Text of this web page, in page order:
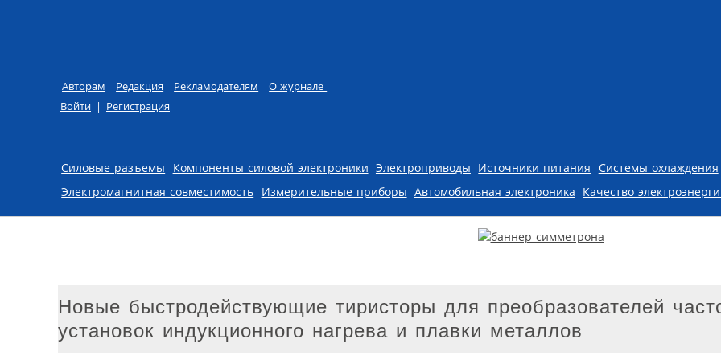
Авторам Редакция Рекламодателям
О журнале
Войти | Регистрация
Skip to content
Силовые разъемы Компоненты силовой электроники Электроприводы Источники питания Системы охлаждения
Электромагнитная совместимость Измерительные приборы Автомобильная электроника Качество
Новые быстродействующие тиристоры для преобразователей
установок индукционного нагрева и плавки металлов